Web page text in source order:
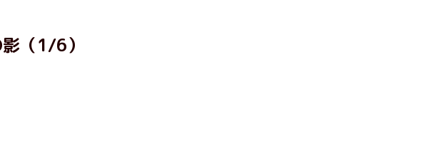
（1/6）